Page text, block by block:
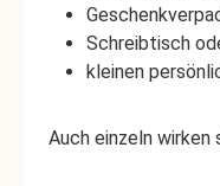
Schreibtisch
kleinen
Auch einzeln